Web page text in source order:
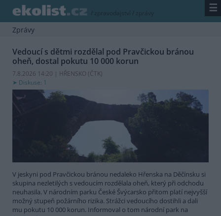
/ zpravodajství / zprávy ☰
Zprávy
Vedoucí s dětmi rozdělal pod Pravčickou bránou
oheň, dostal pokutu 10 000 korun
7.8.2026 14:20 | HŘENSKO (ČTK)
Diskuse: 1
V jeskyni pod Pravčickou bránou nedaleko Hřenska na Děčínsku si
skupina nezletilých s vedoucím rozdělala oheň, který při odchodu
neuhasila. V národním parku České Švýcarsko přitom platí nejvyšší
možný stupeň požárního rizika. Strážci vedoucího dostihli a dali
mu pokutu 10 000 korun. Informoval o tom národní park na